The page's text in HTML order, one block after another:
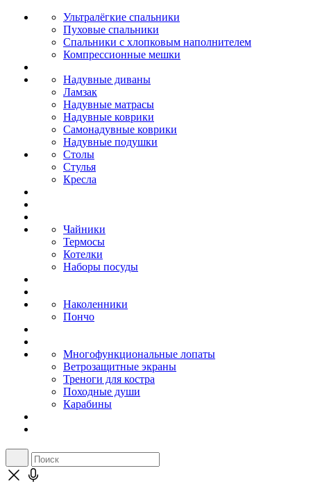
Ультралёгкие спальники
Пуховые спальники
Спальники с хлопковым наполнителем
Компрессионные мешки
Надувные диваны
Ламзак
Надувные матрасы
Надувные коврики
Самонадувные коврики
Надувные подушки
Столы
Стулья
Кресла
Чайники
Термосы
Котелки
Наборы посуды
Наколенники
Пончо
Многофункциональные лопаты
Ветрозащитные экраны
Треноги для костра
Походные души
Карабины